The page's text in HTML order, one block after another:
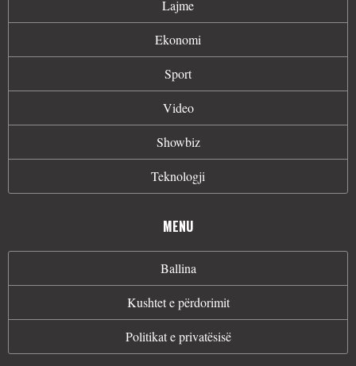
Lajme
Ekonomi
Sport
Video
Showbiz
Teknologji
MENU
Ballina
Kushtet e përdorimit
Politikat e privatësisë